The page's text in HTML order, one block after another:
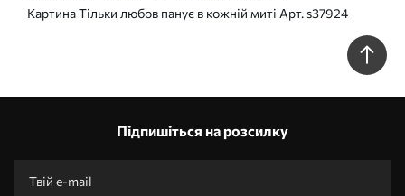
Картина Тільки любов панує в кожній миті Арт. s37924
Підпишіться на розсилку